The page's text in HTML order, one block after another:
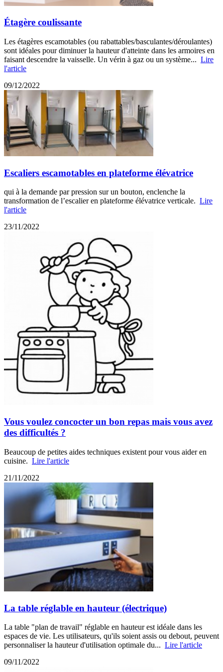
Étagère coulissante
Les étagères escamotables (ou rabattables/basculantes/déroulantes)
sont idéales pour diminuer la hauteur d'atteinte dans les armoires en
faisant descendre la vaisselle. Un vérin à gaz ou un système... Lire
l'article
09/12/2022
Escaliers escamotables en plateforme élévatrice
qui à la demande par pression sur un bouton, enclenche la
transformation de l’escalier en plateforme élévatrice verticale. Lire
l'article
23/11/2022
Vous voulez concocter un bon repas mais vous avez
des difficultés ?
Beaucoup de petites aides techniques existent pour vous aider en
cuisine. Lire l'article
21/11/2022
La table réglable en hauteur (électrique)
La table "plan de travail" réglable en hauteur est idéale dans les
espaces de vie. Les utilisateurs, qu'ils soient assis ou debout, peuvent
personnaliser la hauteur d'utilisation optimale du... Lire l'article
09/11/2022